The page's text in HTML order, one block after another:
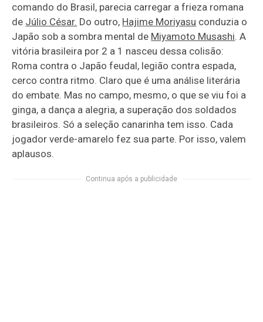
comando do Brasil, parecia carregar a frieza romana
de Júlio César. Do outro, Hajime Moriyasu conduzia o
Japão sob a sombra mental de Miyamoto Musashi. A
vitória brasileira por 2 a 1 nasceu dessa colisão:
Roma contra o Japão feudal, legião contra espada,
cerco contra ritmo. Claro que é uma análise literária
do embate. Mas no campo, mesmo, o que se viu foi a
ginga, a dança a alegria, a superação dos soldados
brasileiros. Só a seleção canarinha tem isso. Cada
jogador verde-amarelo fez sua parte. Por isso, valem
aplausos.
Continua após a publicidade